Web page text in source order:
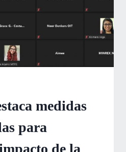
medidas
para
de la